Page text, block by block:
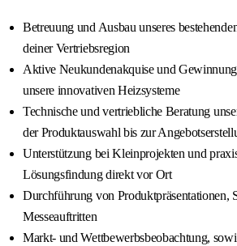
Betreuung und Ausbau unseres
deiner Vertriebsregion
Aktive Neukundenakquise und
unsere innovativen Heizsysteme
Technische und vertriebliche Beratung
der Produktauswahl bis zur
Unterstützung bei Kleinprojekten und
Lösungsfindung direkt vor Ort
Durchführung von Produktpräsentationen,
Messeauftritten
Markt- und Wettbewerbsbeobachtung,